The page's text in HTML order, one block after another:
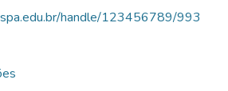
handle/123456789/993